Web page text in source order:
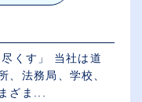
くす」 当社は道
、法務局、学校、
ざま...